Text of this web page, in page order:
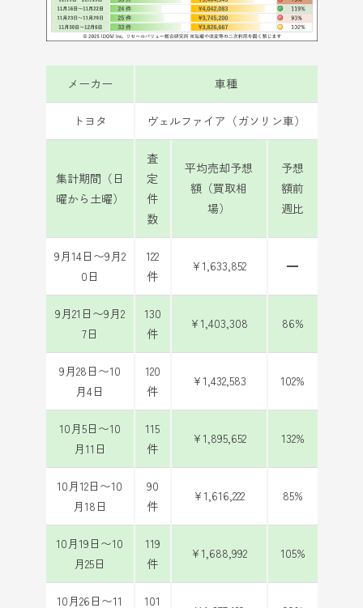
メーカー 車種
トヨタ ヴェルファイア（ガソリン車）
集計期間（日
曜から土曜）
査
定
件
数
平均売却予想
額（買取相
場）
予想
額前
週比
9月14日〜9月2
0日
122
件
¥1,633,852 ━
9月21日〜9月2
7日
130
件
¥1,403,308 86%
9月28日〜10
月4日
120
件
¥1,432,583 102%
10月5日〜10
月11日
115
件
¥1,895,652 132%
10月12日〜10
月18日
90
件
¥1,616,222 85%
10月19日〜10
月25日
119
件
¥1,688,992 105%
10月26日〜11
101